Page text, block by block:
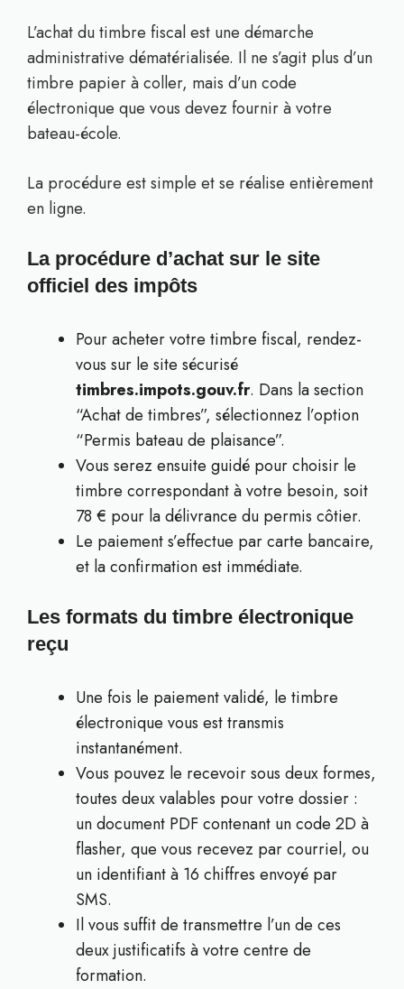
L’achat du timbre fiscal est une démarche
administrative dématérialisée. Il ne s’agit plus d’un
timbre papier à coller, mais d’un code
électronique que vous devez fournir à votre
bateau-école.
La procédure est simple et se réalise entièrement
en ligne.
La procédure d’achat sur le site
officiel des impôts
Pour acheter votre timbre fiscal, rendez-
vous sur le site sécurisé
timbres.impots.gouv.fr. Dans la section
“Achat de timbres”, sélectionnez l’option
“Permis bateau de plaisance”.
Vous serez ensuite guidé pour choisir le
timbre correspondant à votre besoin, soit
78 € pour la délivrance du permis côtier.
Le paiement s’effectue par carte bancaire,
et la confirmation est immédiate.
Les formats du timbre électronique
reçu
Une fois le paiement validé, le timbre
électronique vous est transmis
instantanément.
Vous pouvez le recevoir sous deux formes,
toutes deux valables pour votre dossier :
un document PDF contenant un code 2D à
flasher, que vous recevez par courriel, ou
un identifiant à 16 chiffres envoyé par
SMS.
Il vous suffit de transmettre l’un de ces
deux justificatifs à votre centre de
formation.